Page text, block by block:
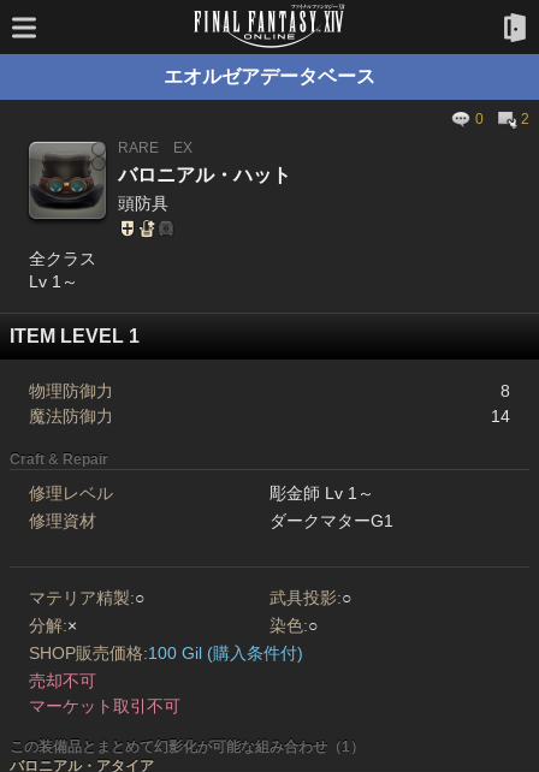
エオルゼアデータベース
0
2
RARE
EX
バロニアル・ハット
頭防具
全クラス
Lv 1～
ITEM LEVEL 1
物理防御力
8
魔法防御力
14
Craft & Repair
修理レベル
彫金師 Lv 1～
修理資材
ダークマターG1
マテリア精製:○ 武具投影:○
分解:× 染色:○
SHOP販売価格:100 Gil (購入条件付)
売却不可
マーケット取引不可
この装備品とまとめて幻影化が可能な組み合わせ（1）
バロニアル・アタイア